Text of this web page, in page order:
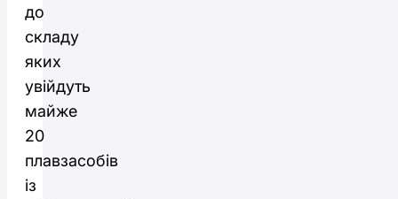
до
складу
яких
увійдуть
майже
20
плавзасобів
із